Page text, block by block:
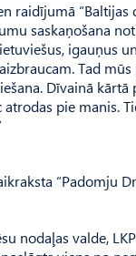
raidījumā
saskaņošana
igauņus
Tad
Dīvainā
atrodas pie manis.
“Padomju
nodaļas valde,